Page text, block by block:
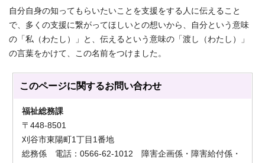
自分自身の知ってもらいたいことを支援をする人に伝えること
で、多くの支援に繋がってほしいとの想いから、自分という意味
の「私（わたし）」と、伝えるという意味の「渡し（わたし）」
の言葉をかけて、この名前をつけました。
このページに関するお問い合わせ
福祉総務課
〒448-8501
刈谷市東陽町1丁目1番地
総務係 電話：0566-62-1012 障害企画係・障害給付係・